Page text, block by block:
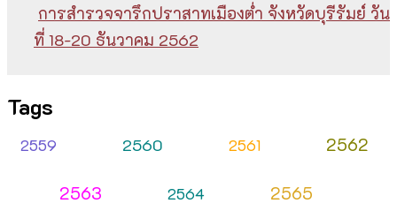
การสำรวจจารึกปราสาทเมืองต่ำ จังหวัดบุรีรัมย์ วัน
ที่ 18-20 ธันวาคม 2562
Tags
2559 2560 2561 2562
2563 2564 2565